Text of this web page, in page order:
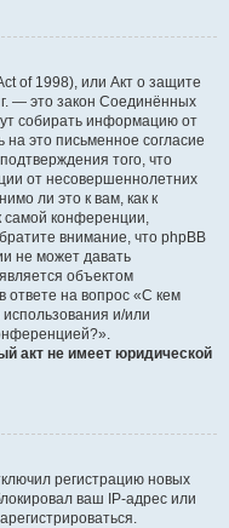
of 1998), или Акт о защите
— это закон Соединённых
собирать информацию от
это письменное согласие
того, что
от несовершеннолетних
ли это к вам, как к
самой конференции,
внимание, что phpBB
не может давать
объектом
ответе на вопрос «С кем
и/или
акт не имеет юридической
регистрацию новых
ваш IP-адрес или